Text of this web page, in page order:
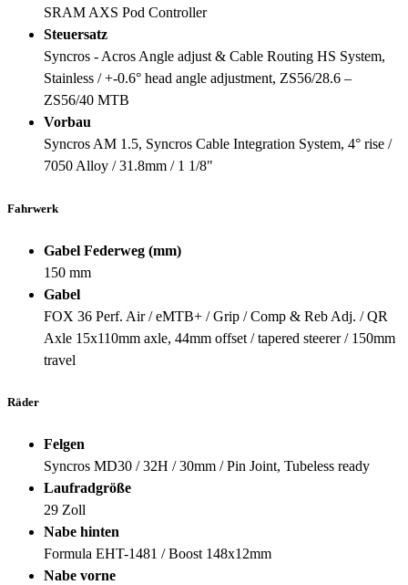
SRAM AXS Pod Controller
Steuersatz
Syncros - Acros Angle adjust & Cable Routing HS System,
Stainless / +-0.6° head angle adjustment, ZS56/28.6 –
ZS56/40 MTB
Vorbau
Syncros AM 1.5, Syncros Cable Integration System, 4° rise /
7050 Alloy / 31.8mm / 1 1/8"
Fahrwerk
Gabel Federweg (mm)
150 mm
Gabel
FOX 36 Perf. Air / eMTB+ / Grip / Comp & Reb Adj. / QR
Axle 15x110mm axle, 44mm offset / tapered steerer / 150mm
travel
Räder
Felgen
Syncros MD30 / 32H / 30mm / Pin Joint, Tubeless ready
Laufradgröße
29 Zoll
Nabe hinten
Formula EHT-1481 / Boost 148x12mm
Nabe vorne